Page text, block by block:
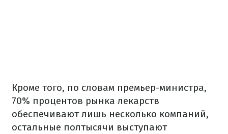
Кроме того, по словам премьер-министра,
70% процентов рынка лекарств
обеспечивают лишь несколько компаний,
остальные полтысячи выступают